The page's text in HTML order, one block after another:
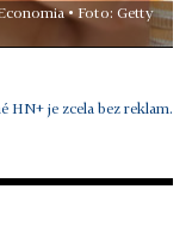
• Foto: Getty
HN+ je zcela bez reklam.